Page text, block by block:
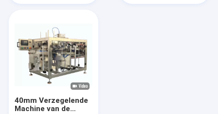
40mm Verzegelende
Machine van de